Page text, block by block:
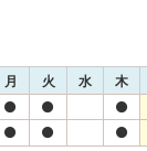
月 火 水 木